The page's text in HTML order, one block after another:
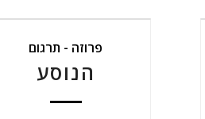
פרוזה - תרגום
הנוסע